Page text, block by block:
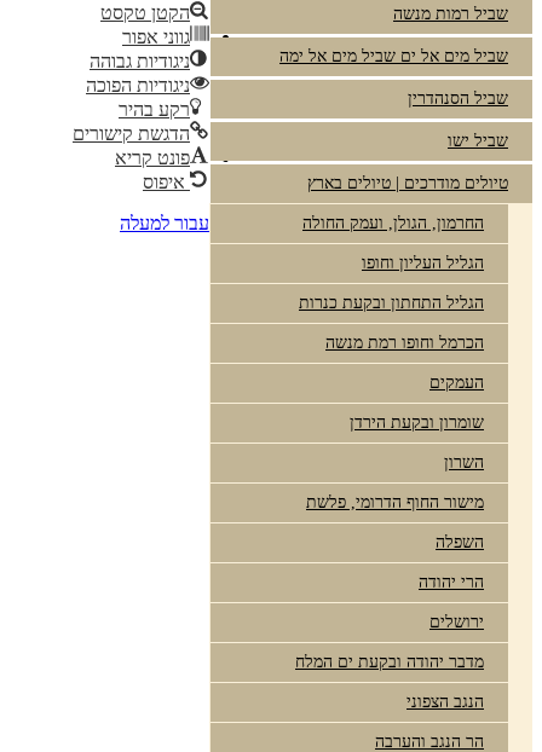
שביל רמות מנשה
שביל מים אל ים שביל מים אל ימה
שביל הסנהדרין
שביל ישו
טיולים מודרכים | טיולים בארץ
החרמון, הגולן, ועמק החולה
הגליל העליון וחופו
הגליל התחתון ובקעת כנרות
הכרמל וחופו רמת מנשה
העמקים
שומרון ובקעת הירדן
השרון
מישור החוף הדרומי, פלשת
השפלה
הרי יהודה
ירושלים
מדבר יהודה ובקעת ים המלח
הנגב הצפוני
הר הנגב והערבה
הקטן טקסט
גווני אפור
ניגודיות גבוהה
ניגודיות הפוכה
רקע בהיר
הדגשת קישורים
פונט קריא
איפוס
עבור למעלה